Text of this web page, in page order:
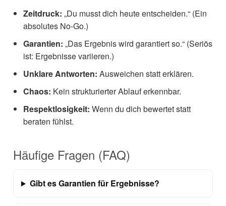
Zeitdruck: „Du musst dich heute entscheiden.“ (Ein
absolutes No-Go.)
Garantien: „Das Ergebnis wird garantiert so.“ (Seriös
ist: Ergebnisse variieren.)
Unklare Antworten: Ausweichen statt erklären.
Chaos: Kein strukturierter Ablauf erkennbar.
Respektlosigkeit: Wenn du dich bewertet statt
beraten fühlst.
Häufige Fragen (FAQ)
Gibt es Garantien für Ergebnisse?